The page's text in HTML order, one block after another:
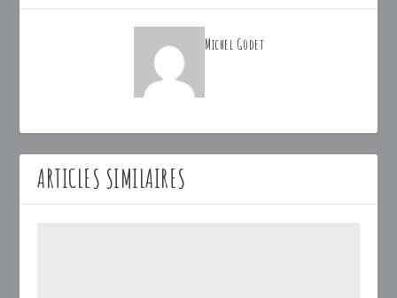
Michel Godet
ARTICLES SIMILAIRES